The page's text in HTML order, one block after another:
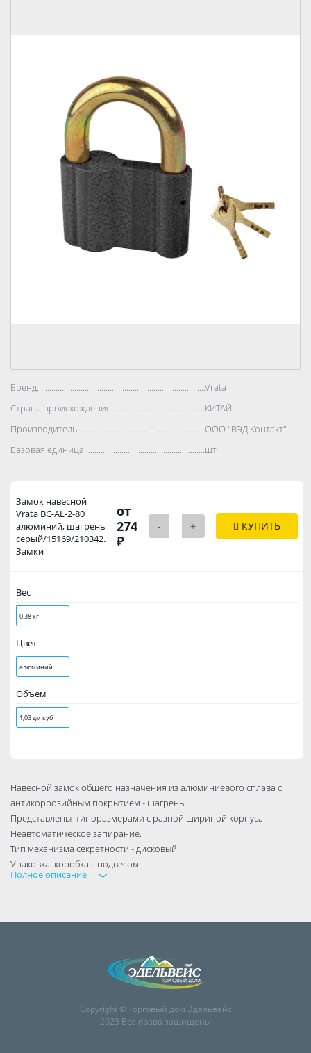
Бренд..................................................................................Vrata
Страна происхождения..................................................................................
КИТАЙ
Производитель..................................................................................
ООО "ВЭД Контакт"
Базовая единица..................................................................................
шт
Замок навесной
Vrata BC-AL-2-80
алюминий, шагрень
серый/15169/210342.
Замки
от
274
₽
- + КУПИТЬ
Вес
0,38 кг
Цвет
алюминий
Объем
1,03 дм куб
Навесной замок общего назначения из алюминиевого сплава с
антикоррозийным покрытием - шагрень.
Представлены типоразмерами с разной шириной корпуса.
Неавтоматическое запирание.
Тип механизма секретности - дисковый.
Упаковка: коробка с подвесом.
Гарантия 1 год.
Бренд Vrata
Материал изделия алюминий
Автоматическое запирание нет
Полное описание
Copyright © Торговый дом Эдельвейс
2023 Все права защищены